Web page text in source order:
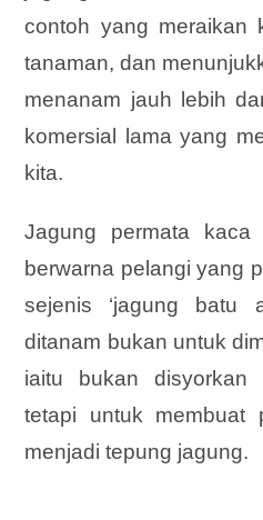
contoh yang meraikan
tanaman, dan
menanam jauh lebih
komersial lama yang
kita.
Jagung permata
berwarna pelangi yang
sejenis ‘jagung batu
ditanam bukan untuk
iaitu bukan disyorkan
tetapi untuk membuat
menjadi tepung jagung.